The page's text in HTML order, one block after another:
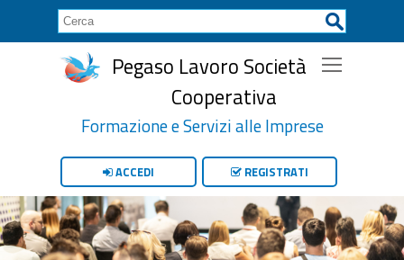
Pegaso Lavoro Società
Cooperativa
Formazione e Servizi alle Imprese
ACCEDI REGISTRATI